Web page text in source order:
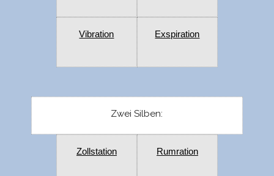
Vibration Exspiration
Zwei Silben:
Zollstation Rumration